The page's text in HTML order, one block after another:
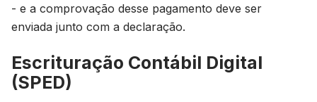
- e a comprovação desse pagamento deve ser
enviada junto com a declaração.
Escrituração Contábil Digital
(SPED)